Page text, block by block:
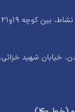
بین کوچه ۱۹و۲۱
خیابان شهید